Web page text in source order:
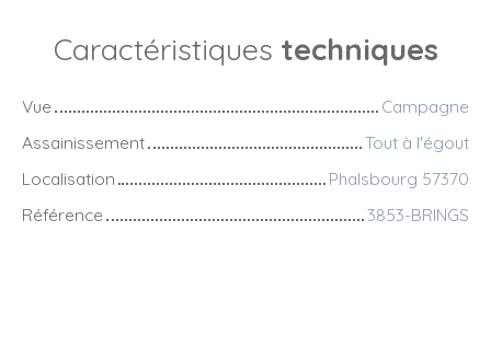
Caractéristiques techniques
Vue
Campagne
Assainissement
Tout à l'égout
Localisation
Phalsbourg 57370
Référence
3853-BRINGS